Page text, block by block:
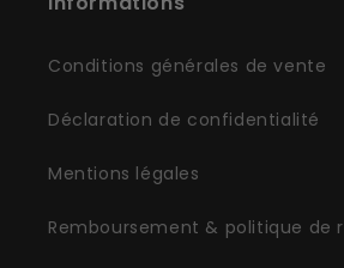
Conditions générales de vente
Déclaration de confidentialité
Mentions légales
Remboursement & politique de